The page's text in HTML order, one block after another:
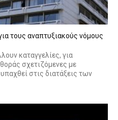
τους αναπτυξιακούς νόμους
καταγγελίες, για
σχετιζόμενες με
στις διατάξεις των